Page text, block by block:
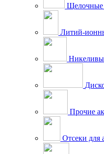
Щелочные
Литий-
Прочие
Отсеки для